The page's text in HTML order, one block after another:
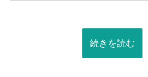
続きを読む